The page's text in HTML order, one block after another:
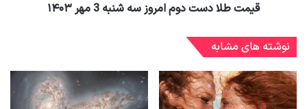
قیمت طلا دست دوم امروز سه شنبه 3 مهر ۱۴۰۳
نوشته های مشابه